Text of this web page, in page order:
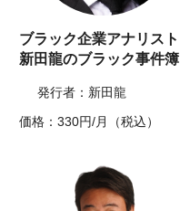
ブラック企業アナリスト
新田龍のブラック事件簿
発行者：新田龍
価格：330円/月（税込）